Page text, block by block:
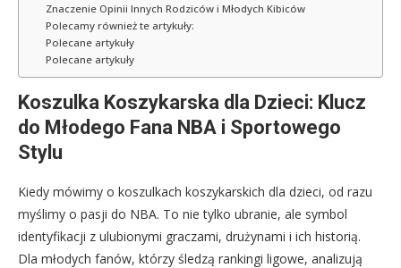
Znaczenie Opinii Innych Rodziców i Młodych Kibiców
Polecamy również te artykuły:
Polecane artykuły
Polecane artykuły
Koszulka Koszykarska dla Dzieci: Klucz
do Młodego Fana NBA i Sportowego
Stylu
Kiedy mówimy o koszulkach koszykarskich dla dzieci, od razu
myślimy o pasji do NBA. To nie tylko ubranie, ale symbol
identyfikacji z ulubionymi graczami, drużynami i ich historią.
Dla młodych fanów, którzy śledzą rankingi ligowe, analizują